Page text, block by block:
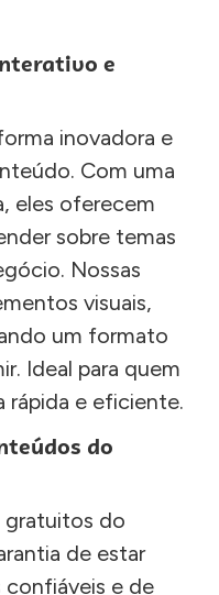
e
inovadora e
Com uma
eles oferecem
sobre temas
Nossas
visuais,
um formato
Ideal para quem
rápida e eficiente.
do
gratuitos do
de estar
e de